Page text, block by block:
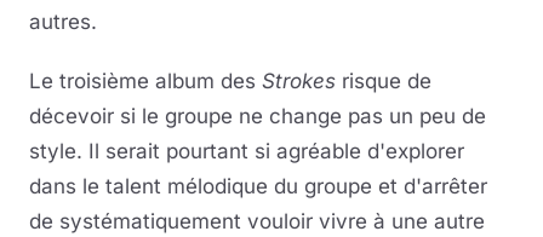
autres.
Le troisième album des Strokes risque de
décevoir si le groupe ne change pas un peu de
style. Il serait pourtant si agréable d'explorer
dans le talent mélodique du groupe et d'arrêter
de systématiquement vouloir vivre à une autre